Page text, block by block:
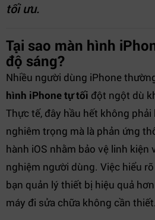
tối ưu.
Tại sao màn hình
độ sáng?
Nhiều người dùng iPhone
hình iPhone tự tối đột ngột dù
Thực tế, đây hầu hết không
nghiêm trọng mà là phản ứng
hành iOS nhằm bảo vệ linh kiện
nghiệm người dùng. Việc hiểu
bạn quản lý thiết bị hiệu quả
máy đi sửa chữa không cần thiết.